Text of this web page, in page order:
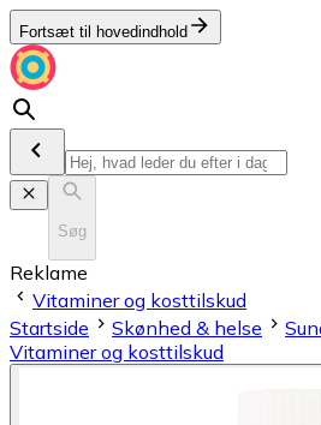
Fortsæt til hovedindhold
Søg
Reklame
Vitaminer og kosttilskud
Startside
Skønhed & helse
Vitaminer og kosttilskud